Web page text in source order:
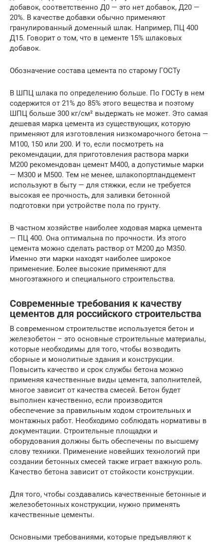
добавок, соответственно Д0 — это нет добавок, Д20 —
20%. В качестве добавки обычно применяют
гранулированный доменный шлак. Например, ПЦ 400
Д15. Говорит о том, что в цементе 15% шлаковых
добавок.
Обозначение состава цемента по старому ГОСТу
В ШПЦ шлака по определению больше. По ГОСТу в нем
содержится от 21% до 85% этого вещества и поэтому
ШПЦ больше 300 кг/см² выдержать не может. Это самая
дешевая марка цемента из существующих, которую
применяют для изготовления низкомарочного бетона —
М100, 150 или 200. И то, если посмотреть на
рекомендации, для приготовления раствора марки
М200 рекомендован цемент М400, а допустимые марки
— М300 и М500. Тем не менее, шлакопортландцемент
используют в быту — для стяжки, если не требуется
высокая ее прочность, для заливки бетонной
подготовки при устройстве пола по грунту.
В частном хозяйстве наиболее ходовая марка цемента
— ПЦ 400. Она оптимальна по прочности. Из этого
цемента можно сделать раствор от М200 до М350.
Именно эти марки находят наиболее широкое
применение. Более высокие применяют для
многоэтажного и специального строительства.
Современные требования к качеству
цементов для российского строительства
В современном строительстве используется бетон и
железобетон – это основные строительные материалы,
которые необходимы для того, чтобы возводить
сборные и монолитные здания и конструкции.
Повысить качество и срок службы бетона можно
применяя качественные виды цемента, заполнителей,
многое зависит от качества смесей. Бетон будет
выполнен качественно, если производится
обеспечение за правильным ходом строительных и
монтажных работ. Необходимо соблюдать нормативы в
документации. Строительные площадки и
оборудования должны быть обеспечены по высшему
слову техники. Применение новейших технологий при
создании бетонных смесей также играет важную роль.
Качество бетона зависит от стойкости конструкции.
Для того, чтобы создавались качественные бетонные и
железобетонных конструкции, нужно применять
качественные цементы.
Основными требованиями, которые предъявляют к